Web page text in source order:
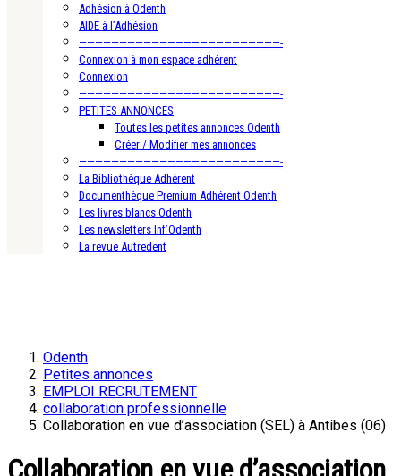
Adhésion à Odenth
AIDE à l’Adhésion
—————————————————————————-
Connexion à mon espace adhérent
Connexion
—————————————————————————-
PETITES ANNONCES
Toutes les petites annonces Odenth
Créer / Modifier mes annonces
—————————————————————————-
La Bibliothèque Adhérent
Documenthèque Premium Adhérent Odenth
Les livres blancs Odenth
Les newsletters Inf’Odenth
La revue Autredent
Odenth
Petites annonces
EMPLOI RECRUTEMENT
collaboration professionnelle
Collaboration en vue d’association (SEL) à Antibes (06)